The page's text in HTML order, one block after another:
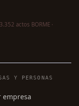
actos BORME ·
Y PERSONAS
empresa